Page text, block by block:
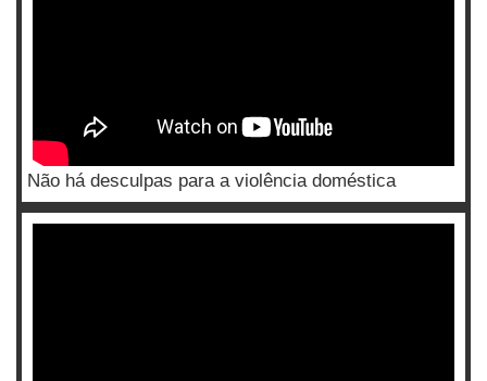
Não há desculpas para a violência doméstica